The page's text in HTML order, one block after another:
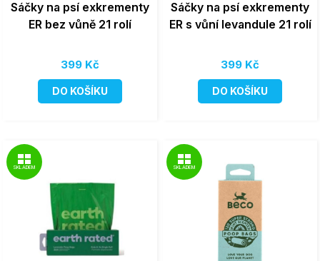
Sáčky na psí exkrementy
ER bez vůně 21 rolí
399 Kč
DO KOŠÍKU
Sáčky na psí exkrementy
ER s vůní levandule 21 rolí
399 Kč
DO KOŠÍKU
SKLADEM SKLADEM